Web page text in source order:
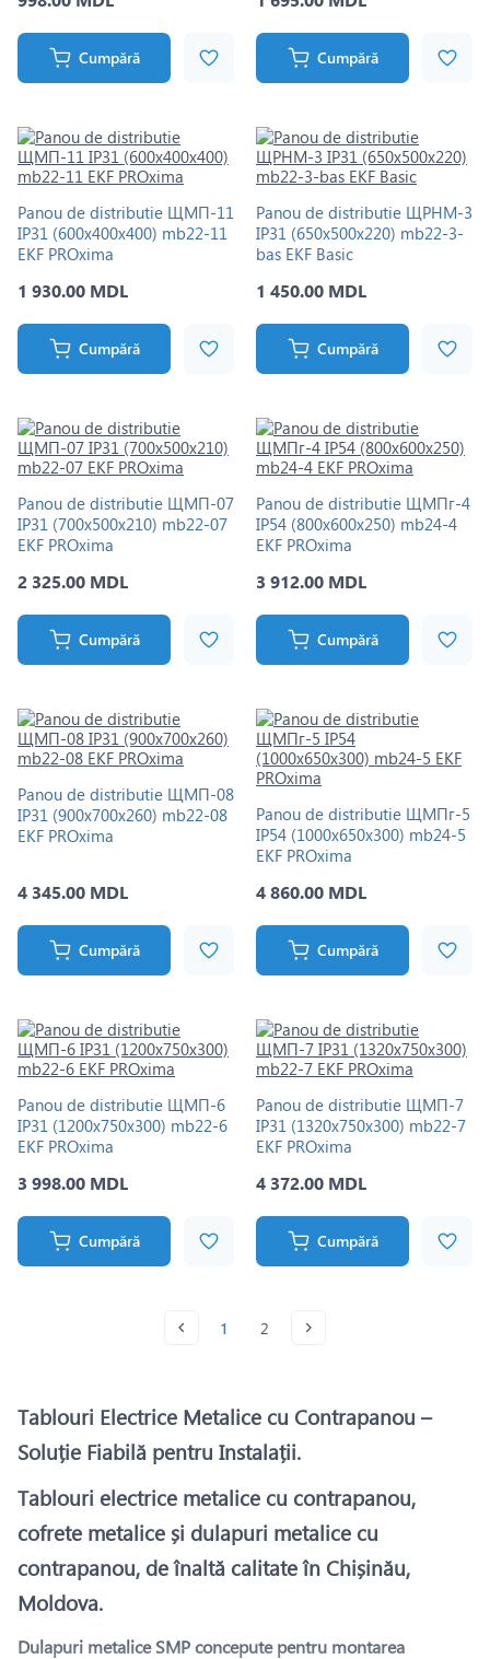
Cumpără Cumpără
Panou de distributie ЩМП-11
IP31 (600х400х400) mb22-11
EKF PROxima
1 930.00 MDL
Cumpără
Panou de distributie ЩРНМ-3
IP31 (650х500х220) mb22-3-
bas EKF Basic
1 450.00 MDL
Cumpără
Panou de distributie ЩМП-07
IP31 (700х500х210) mb22-07
EKF PROxima
2 325.00 MDL
Cumpără
Panou de distributie ЩМПг-4
IP54 (800х600х250) mb24-4
EKF PROxima
3 912.00 MDL
Cumpără
Panou de distributie ЩМП-08
IP31 (900х700х260) mb22-08
EKF PROxima
4 345.00 MDL
Cumpără
Panou de distributie ЩМПг-5
IP54 (1000х650х300) mb24-5
EKF PROxima
4 860.00 MDL
Cumpără
Panou de distributie ЩМП-6
IP31 (1200х750х300) mb22-6
EKF PROxima
3 998.00 MDL
Cumpără
Panou de distributie ЩМП-7
IP31 (1320х750х300) mb22-7
EKF PROxima
4 372.00 MDL
Cumpără
1 2
Tablouri Electrice Metalice cu Contrapanou –
Soluție Fiabilă pentru Instalații.
Tablouri electrice metalice cu contrapanou,
cofrete metalice și dulapuri metalice cu
contrapanou, de înaltă calitate în Chișinău,
Moldova.
Dulapuri metalice SMP concepute pentru montarea